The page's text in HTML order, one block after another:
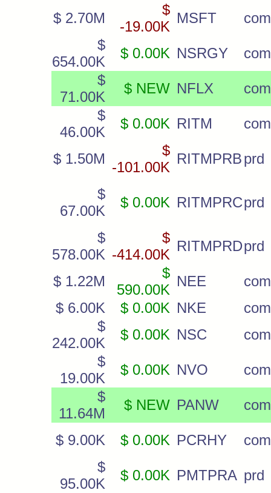
$ 2.70M
$
-19.00K
MSFT
com
$
654.00K
$ 0.00K NSRGY
com
$
71.00K
$ NEW NFLX
com
$
46.00K
$ 0.00K RITM com
$ 1.50M
$
-101.00K
RITMPRBprd
$
67.00K
$ 0.00K RITMPRCprd
$
578.00K
$
-414.00K
RITMPRDprd
$ 1.22M
$
590.00K
NEE
com
$ 6.00K
$ 0.00K NKE
com
$
242.00K
$ 0.00K NSC
com
$
19.00K
$ 0.00K NVO
com
$
11.64M
$ NEW PANW com
$ 9.00K $ 0.00K PCRHY
com
$
95.00K
$ 0.00K PMTPRA prd